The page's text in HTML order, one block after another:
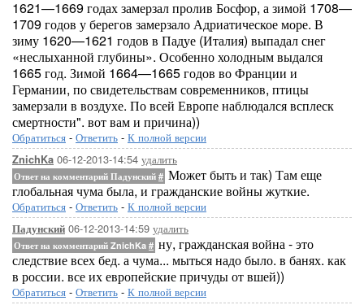
1621—1669 годах замерзал пролив Босфор, а зимой 1708—
1709 годов у берегов замерзало Адриатическое море. В
зиму 1620—1621 годов в Падуе (Италия) выпадал снег
«неслыханной глубины». Особенно холодным выдался
1665 год. Зимой 1664—1665 годов во Франции и
Германии, по свидетельствам современников, птицы
замерзали в воздухе. По всей Европе наблюдался всплеск
смертности". вот вам и причина))
Обратиться - Ответить - К полной версии
ZnichKa 06-12-2013-14:54 удалить
Ответ на комментарий Падунский # Может быть и так) Там еще
глобальная чума была, и гражданские войны жуткие.
Обратиться - Ответить - К полной версии
Падунский 06-12-2013-14:59 удалить
Ответ на комментарий ZnichKa # ну, гражданская война - это
следствие всех бед. а чума... мыться надо было. в банях. как
в россии. все их европейские причуды от вшей))
Обратиться - Ответить - К полной версии